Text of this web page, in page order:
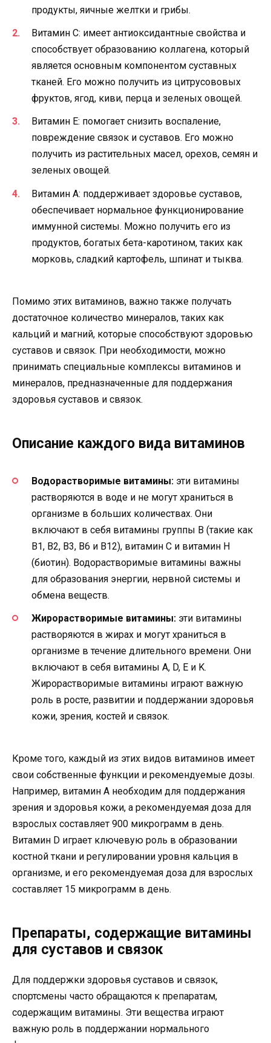
продукты, яичные желтки и грибы.
Витамин С: имеет антиоксидантные свойства и
способствует образованию коллагена, который
является основным компонентом суставных
тканей. Его можно получить из цитрусововых
фруктов, ягод, киви, перца и зеленых овощей.
Витамин Е: помогает снизить воспаление,
повреждение связок и суставов. Его можно
получить из растительных масел, орехов, семян и
зеленых овощей.
Витамин А: поддерживает здоровье суставов,
обеспечивает нормальное функционирование
иммунной системы. Можно получить его из
продуктов, богатых бета-каротином, таких как
морковь, сладкий картофель, шпинат и тыква.
Помимо этих витаминов, важно также получать
достаточное количество минералов, таких как
кальций и магний, которые способствуют здоровью
суставов и связок. При необходимости, можно
принимать специальные комплексы витаминов и
минералов, предназначенные для поддержания
здоровья суставов и связок.
Описание каждого вида витаминов
Водорастворимые витамины: эти витамины
растворяются в воде и не могут храниться в
организме в больших количествах. Они
включают в себя витамины группы B (такие как
B1, B2, B3, B6 и B12), витамин C и витамин H
(биотин). Водорастворимые витамины важны
для образования энергии, нервной системы и
обмена веществ.
Жирорастворимые витамины: эти витамины
растворяются в жирах и могут храниться в
организме в течение длительного времени. Они
включают в себя витамины A, D, E и K.
Жирорастворимые витамины играют важную
роль в росте, развитии и поддержании здоровья
кожи, зрения, костей и связок.
Кроме того, каждый из этих видов витаминов имеет
свои собственные функции и рекомендуемые дозы.
Например, витамин A необходим для поддержания
зрения и здоровья кожи, а рекомендуемая доза для
взрослых составляет 900 микрограмм в день.
Витамин D играет ключевую роль в образовании
костной ткани и регулировании уровня кальция в
организме, и его рекомендуемая доза для взрослых
составляет 15 микрограмм в день.
Препараты, содержащие витамины
для суставов и связок
Для поддержки здоровья суставов и связок,
спортсмены часто обращаются к препаратам,
содержащим витамины. Эти вещества играют
важную роль в поддержании нормального